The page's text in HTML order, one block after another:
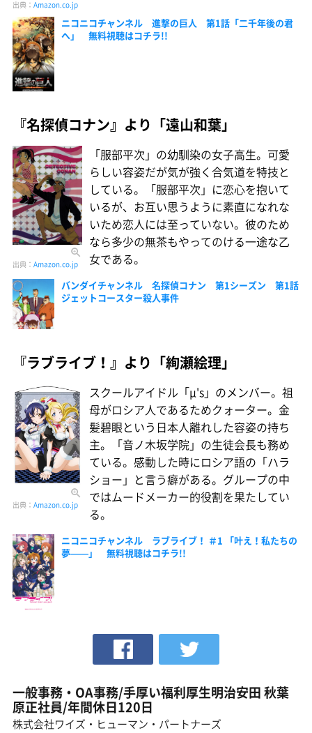
出典： Amazon.co.jp
ニコニコチャンネル 進撃の巨人 第1話「二千年後の君
へ」 無料視聴はコチラ!!
『名探偵コナン』より「遠山和葉」
出典： Amazon.co.jp
「服部平次」の幼馴染の女子高生。可愛
らしい容姿だが気が強く合気道を特技と
している。「服部平次」に恋心を抱いて
いるが、お互い思うように素直になれな
いため恋人には至っていない。彼のため
なら多少の無茶もやってのける一途な乙
女である。
バンダイチャンネル 名探偵コナン 第1シーズン 第1話
ジェットコースター殺人事件
『ラブライブ！』より「絢瀬絵理」
出典： Amazon.co.jp
スクールアイドル「µ's」のメンバー。祖
母がロシア人であるためクォーター。金
髪碧眼という日本人離れした容姿の持ち
主。「音ノ木坂学院」の生徒会長も務め
ている。感動した時にロシア語の「ハラ
ショー」と言う癖がある。グループの中
ではムードメーカー的役割を果たしてい
る。
ニコニコチャンネル ラブライブ！ ＃1 「叶え！私たちの
夢——」 無料視聴はコチラ!!
一般事務・OA事務/手厚い福利厚生明治安田 秋葉
原正社員/年間休日120日
株式会社ワイズ・ヒューマン・パートナーズ